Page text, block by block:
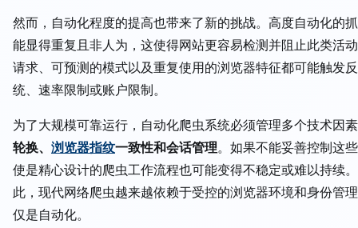
然而，自动化程度的提高也带来了新的挑战。高度自动化的
能显得重复且非人为，这使得网站更容易检测并阻止此类活
请求、可预测的模式以及重复使用的浏览器特征都可能触发
统、速率限制或账户限制。
为了大规模可靠运行，自动化爬虫系统必须管理多个技术因
轮换、 浏览器指纹一致性和会话管理。如果不能妥善控制这
使是精心设计的爬虫工作流程也可能变得不稳定或难以持续
此，现代网络爬虫越来越依赖于受控的浏览器环境和身份管
仅是自动化。